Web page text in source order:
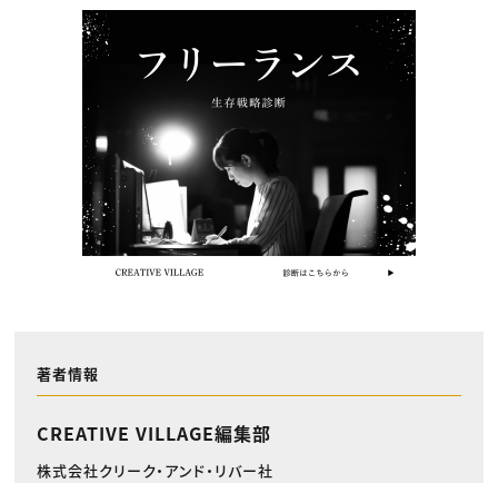
著者情報
CREATIVE VILLAGE編集部
株式会社クリーク・アンド・リバー社